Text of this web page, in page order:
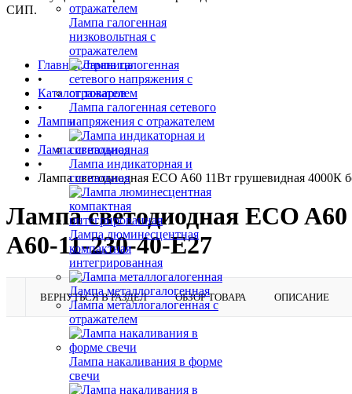
Лампа галогенная
низковольтная с
отражателем
Лампа галогенная сетевого
напряжения с отражателем
Лампа индикаторная и
сигнальная
Лампа люминесцентная
компактная
интегрированная
Лампа металлогалогенная
Лампа металлогалогенная с
отражателем
Лампа накаливания в форме
свечи
СИП.
Главная страница
•
Каталог товаров
•
Лампы
•
Лампа светодиодная
•
Лампа светодиодная ECO A60 11Вт грушевидная
Лампа светодиодная ECO
A60-11-230-40-E27
ВЕРНУТЬСЯ В РАЗДЕЛ ОБЗОР ТОВАРА ОПИСАНИЕ